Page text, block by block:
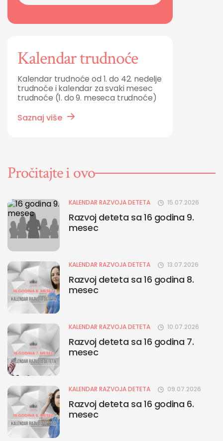
Kalendar trudnoće
Kalendar trudnoće od 1. do 42. nedelje
trudnoće i kalendar za svaki mesec
trudnoće (1. do 9. meseca trudnoće)
Saznaj više
Pročitajte i ovo
KALENDAR RAZVOJA DETETA 15.07.2026
Razvoj deteta sa 16 godina 9.
mesec
KALENDAR RAZVOJA DETETA 13.07.2026
Razvoj deteta sa 16 godina 8.
mesec
KALENDAR RAZVOJA DETETA 10.07.2026
Razvoj deteta sa 16 godina 7.
mesec
KALENDAR RAZVOJA DETETA 09.07.2026
Razvoj deteta sa 16 godina 6.
mesec